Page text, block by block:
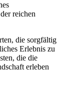
reichen
die sorgfältig
Erlebnis zu
die die
erleben